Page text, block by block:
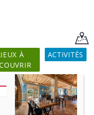
À
ACTIVITÉS